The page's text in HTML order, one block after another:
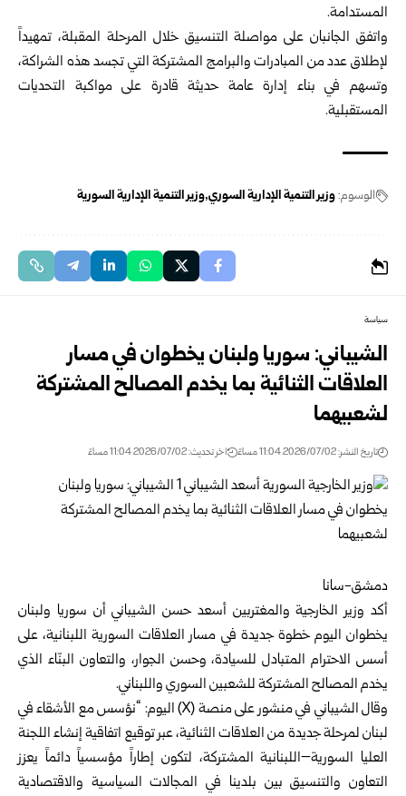
المستدامة.
واتفق الجانبان على مواصلة التنسيق خلال المرحلة المقبلة، تمهيداً
لإطلاق عدد من المبادرات والبرامج المشتركة التي تجسد هذه الشراكة،
وتسهم في بناء إدارة عامة حديثة قادرة على مواكبة التحديات
المستقبلية.
الوسوم:وزير التنمية الإدارية السوري وزير التنمية الإدارية السورية
سياسة
الشيباني: سوريا ولبنان يخطوان في مسار
العلاقات الثنائية بما يخدم المصالح المشتركة
لشعبيهما
تاريخ النشر: 2026/07/02 11:04 مساءً اخر تحديث: 2026/07/02 11:04 مساءً
دمشق-سانا
أكد وزير الخارجية والمغتربين أسعد حسن الشيباني أن سوريا ولبنان
يخطوان اليوم خطوة جديدة في مسار العلاقات السورية اللبنانية، على
أسس الاحترام المتبادل للسيادة، وحسن الجوار، والتعاون البنّاء الذي
يخدم المصالح المشتركة للشعبين السوري واللبناني.
وقال الشيباني في منشور على منصة (X) اليوم: “نؤسس مع الأشقاء في
لبنان لمرحلة جديدة من العلاقات الثنائية، عبر توقيع اتفاقية إنشاء اللجنة
العليا السورية–اللبنانية المشتركة، لتكون إطاراً مؤسسياً دائماً يعزز
التعاون والتنسيق بين بلدينا في المجالات السياسية والاقتصادية